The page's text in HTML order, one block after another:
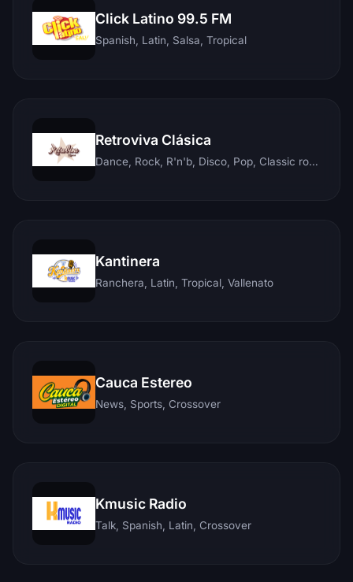
Click Latino 99.5 FM
Spanish, Latin, Salsa, Tropical
Retroviva Clásica
Dance, Rock, R'n'b, Disco, Pop, Classic rock, Techno, Reggae
Kantinera
Ranchera, Latin, Tropical, Vallenato
Cauca Estereo
News, Sports, Crossover
Kmusic Radio
Talk, Spanish, Latin, Crossover